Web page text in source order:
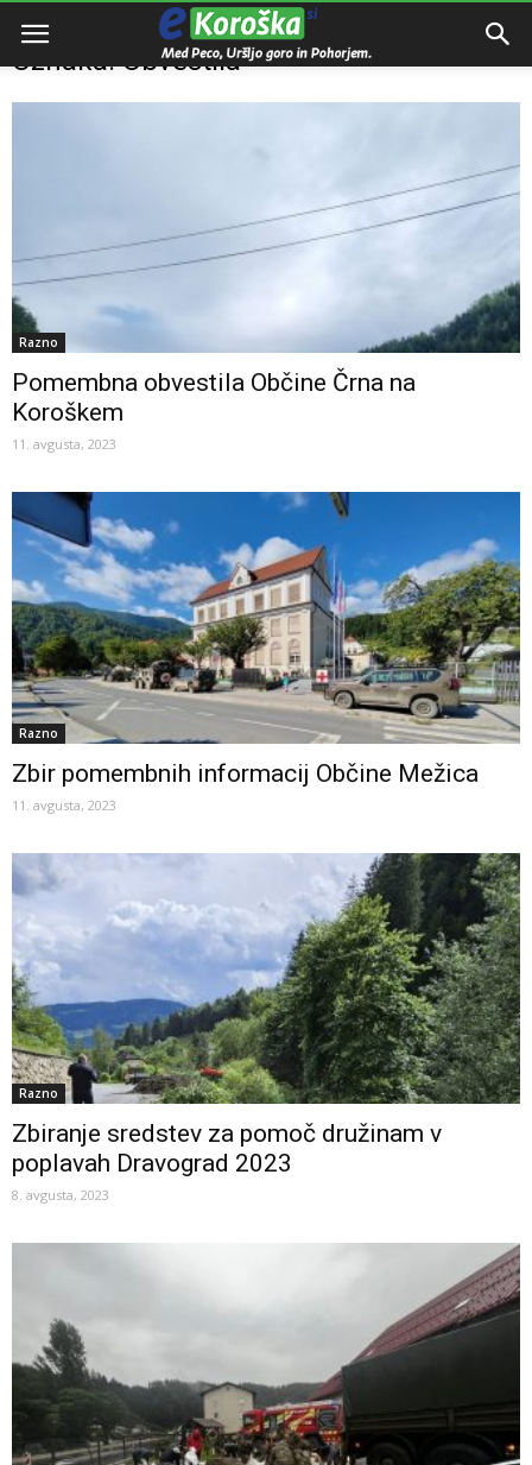
Domov Obvestila
Oznaka: Obvestila
Razno
Pomembna obvestila Občine Črna na
Koroškem
11. avgusta, 2023
Razno
Zbir pomembnih informacij Občine Mežica
11. avgusta, 2023
Razno
Zbiranje sredstev za pomoč družinam v
poplavah Dravograd 2023
8. avgusta, 2023